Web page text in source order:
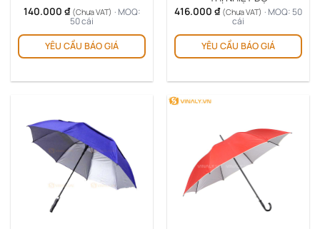
140.000 ₫ (Chưa VAT) · MOQ:
50 cái
YÊU CẦU BÁO GIÁ
416.000 ₫ (Chưa VAT) · MOQ: 50
cái
YÊU CẦU BÁO GIÁ